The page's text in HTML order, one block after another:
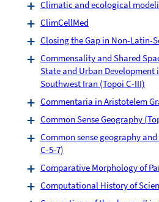
Climatic and ecological
ClimCellMed
Closing the Gap in Non-Latin-
Commensality and Shared
State and Urban Development
Southwest Iran (Topoi C-III)
Commentaria in Aristotelem
Common Sense Geography
Common sense geography
C-5-7)
Comparative Morphology of
Computational History of